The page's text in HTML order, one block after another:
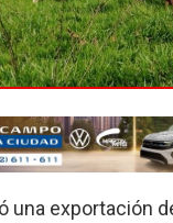
una exportación